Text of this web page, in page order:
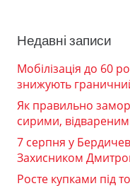
Недавні записи
Мобілізація до 60
знижують
Як правильно
сирими,
7 серпня у
Захисником
Росте купками під